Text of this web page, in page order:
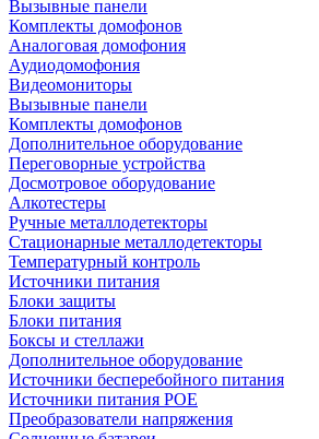
Вызывные панели
Комплекты домофонов
Аналоговая домофония
Аудиодомофония
Видеомониторы
Вызывные панели
Комплекты домофонов
Дополнительное оборудование
Переговорные устройства
Досмотровое оборудование
Алкотестеры
Ручные металлодетекторы
Стационарные металлодетекторы
Температурный контроль
Источники питания
Блоки защиты
Блоки питания
Боксы и стеллажи
Дополнительное оборудование
Источники бесперебойного питания
Источники питания POE
Преобразователи напряжения